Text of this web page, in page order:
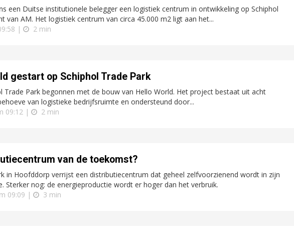
een Duitse institutionele belegger een logistiek centrum in ontwikkeling op Schiphol
van AM. Het logistiek centrum van circa 45.000 m2 ligt aan het...
|
2 min
gestart op Schiphol Trade Park
Trade Park begonnen met de bouw van Hello World. Het project bestaat uit acht
van logistieke bedrijfsruimte en ondersteund door...
09:12 |
2 min
van de toekomst?
in Hoofddorp verrijst een distributiecentrum dat geheel zelfvoorzienend wordt in zijn
Sterker nog: de energieproductie wordt er hoger dan het verbruik.
09:09 |
3 min